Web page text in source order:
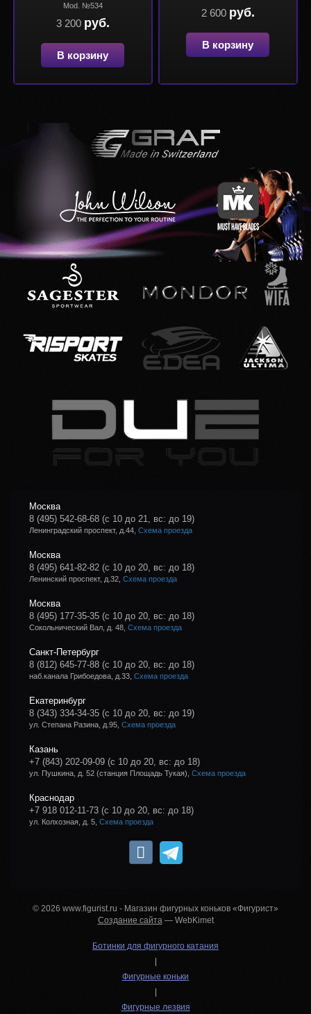
Mod. №534
3 200 руб.
В корзину
2 600 руб.
В корзину
Москва
8 (495) 542-68-68 (с 10 до 21, вс: до 19)
Ленинградский проспект, д.44, Схема проезда
Москва
8 (495) 641-82-82 (с 10 до 20, вс: до 18)
Ленинский проспект, д.32, Схема проезда
Москва
8 (495) 177-35-35 (с 10 до 20, вс: до 18)
Сокольнический Вал, д. 48, Схема проезда
Санкт-Петербург
8 (812) 645-77-88 (с 10 до 20, вс: до 18)
наб.канала Грибоедова, д.33, Схема проезда
Екатеринбург
8 (343) 334-34-35 (с 10 до 20, вс: до 19)
ул. Степана Разина, д.95, Схема проезда
Казань
+7 (843) 202-09-09 (с 10 до 20, вс: до 18)
ул. Пушкина, д. 52 (станция Площадь Тукая), Схема проезда
Краснодар
+7 918 012-11-73 (с 10 до 20, вс: до 18)
ул. Колхозная, д. 5, Схема проезда
© 2026 www.figurist.ru - Магазин фигурных коньков «Фигурист»
Создание сайта — WebKimet
Ботинки для фигурного катания
|
Фигурные коньки
|
Фигурные лезвия